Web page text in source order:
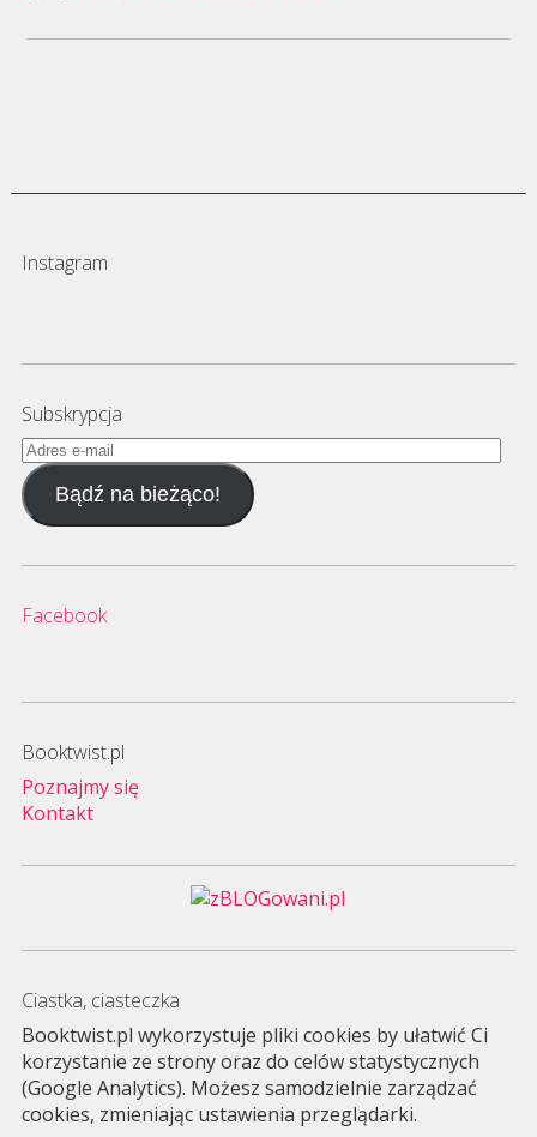
Instagram
Subskrypcja
Adres
e-
mailBądź na bieżąco!
Facebook
Booktwist.pl
Poznajmy się
Kontakt
Ciastka, ciasteczka
Booktwist.pl wykorzystuje pliki cookies by ułatwić Ci
korzystanie ze strony oraz do celów statystycznych
(Google Analytics). Możesz samodzielnie zarządzać
cookies, zmieniając ustawienia przeglądarki.